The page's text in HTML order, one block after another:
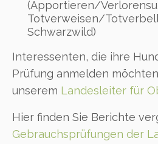
(Apportieren/
Totverweisen/
Schwarzwild)
Interessenten, die ihre
Prüfung anmelden
unserem Landesleiter für
Hier finden Sie Berichte
Gebrauchsprüfungen der